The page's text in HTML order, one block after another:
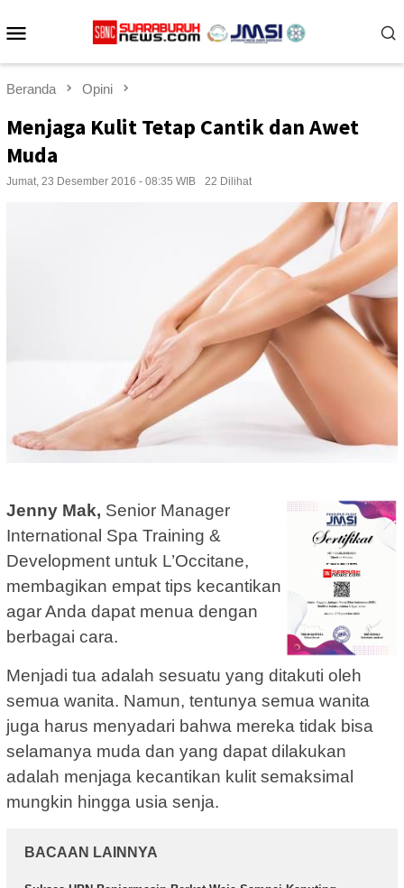
ke
Beranda Opini
Menjaga Kulit Tetap Cantik dan Awet
Muda
Jumat, 23 Desember 2016 - 08:35 WIB 22 Dilihat
Jenny Mak, Senior Manager
International Spa Training &
Development untuk L’Occitane,
membagikan empat tips kecantikan
agar Anda dapat menua dengan
berbagai cara.
Menjadi tua adalah sesuatu yang ditakuti oleh
semua wanita. Namun, tentunya semua wanita
juga harus menyadari bahwa mereka tidak bisa
selamanya muda dan yang dapat dilakukan
adalah menjaga kecantikan kulit semaksimal
mungkin hingga usia senja.
BACAAN LAINNYA